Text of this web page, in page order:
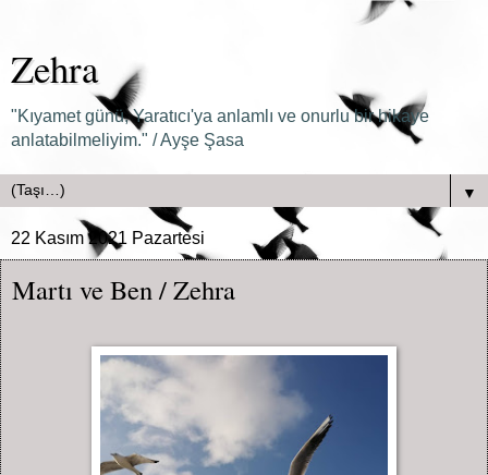
Zehra
"Kıyamet günü, Yaratıcı'ya anlamlı ve onurlu bir hikaye
anlatabilmeliyim." / Ayşe Şasa
▼
22 Kasım 2021 Pazartesi
Martı ve Ben / Zehra